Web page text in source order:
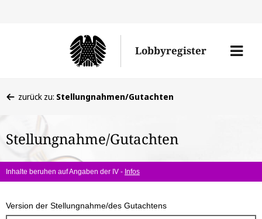
Lobbyregister
Menü
befinden
hier:
zurück zu: Stellungnahmen/Gutachten
Stellungnahme/Gutachten
Inhalte beruhen auf Angaben der IV - Infos
Version der Stellungnahme/des Gutachtens